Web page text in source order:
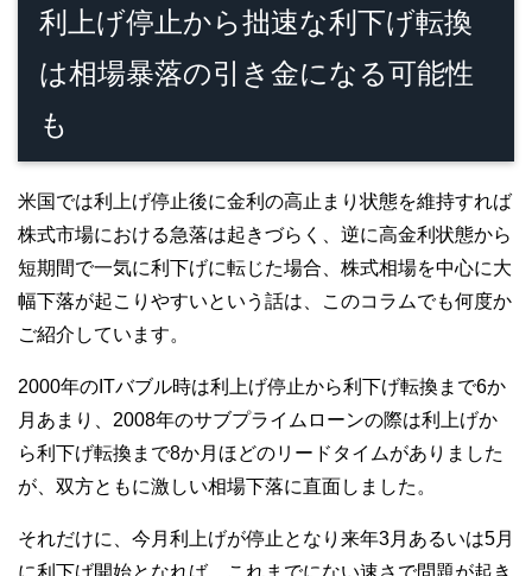
利上げ停止から拙速な利下げ転換
は相場暴落の引き金になる可能性
も
米国では利上げ停止後に金利の高止まり状態を維持すれば
株式市場における急落は起きづらく、逆に高金利状態から
短期間で一気に利下げに転じた場合、株式相場を中心に大
幅下落が起こりやすいという話は、このコラムでも何度か
ご紹介しています。
2000年のITバブル時は利上げ停止から利下げ転換まで6か
月あまり、2008年のサブプライムローンの際は利上げか
ら利下げ転換まで8か月ほどのリードタイムがありました
が、双方ともに激しい相場下落に直面しました。
それだけに、今月利上げが停止となり来年3月あるいは5月
に利下げ開始となれば、これまでにない速さで問題が起き